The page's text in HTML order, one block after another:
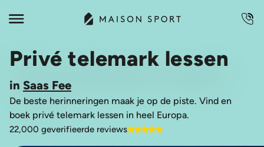
Privé telemark lessen
in Saas Fee
De beste herinneringen maak je op de piste. Vind en
boek privé telemark lessen in heel Europa.
22,000 geverifieerde reviews